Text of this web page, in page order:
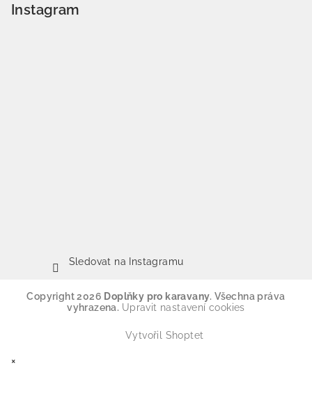
Instagram
Sledovat na Instagramu
Copyright 2026 Doplňky pro karavany. Všechna práva
vyhrazena. Upravit nastavení cookies
Vytvořil Shoptet
×